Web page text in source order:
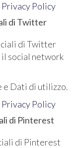
Privacy Policy
di Twitter
di Twitter
social network
e Dati di utilizzo.
Privacy Policy
di Pinterest
di Pinterest